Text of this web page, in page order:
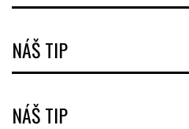
NÁŠ TIP
NÁŠ TIP